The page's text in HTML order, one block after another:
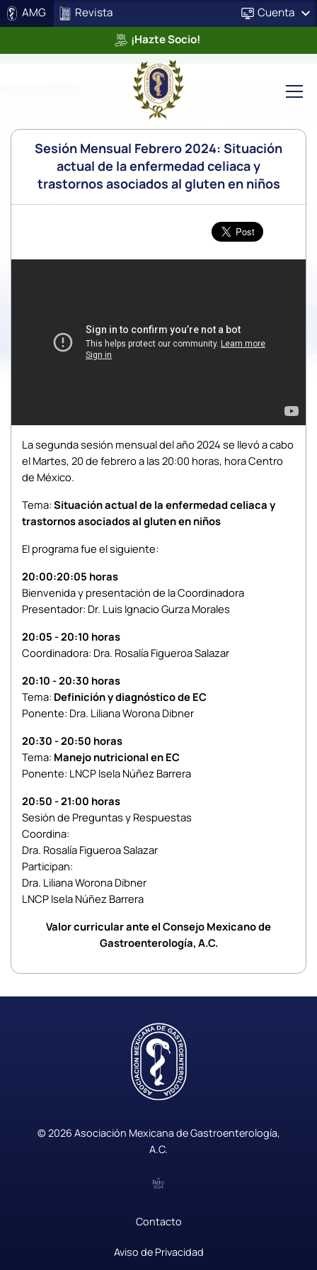
AMG
Revista
¡Hazte Socio!
Cuenta
Sesión Mensual Febrero 2024: Situación
actual de la enfermedad celiaca y
trastornos asociados al gluten en niños
La segunda sesión mensual del año 2024 se llevó a cabo
el Martes, 20 de febrero a las 20:00 horas, hora Centro
de México.
Tema: Situación actual de la enfermedad celiaca y
trastornos asociados al gluten en niños
El programa fue el siguiente:
20:00:20:05 horas
Bienvenida y presentación de la Coordinadora
Presentador: Dr. Luis Ignacio Gurza Morales
20:05 - 20:10 horas
Coordinadora: Dra. Rosalía Figueroa Salazar
20:10 - 20:30 horas
Tema: Definición y diagnóstico de EC
Ponente: Dra. Liliana Worona Dibner
20:30 - 20:50 horas
Tema: Manejo nutricional en EC
Ponente: LNCP Isela Núñez Barrera
20:50 - 21:00 horas
Sesión de Preguntas y Respuestas
Coordina:
Dra. Rosalía Figueroa Salazar
Participan:
Dra. Liliana Worona Dibner
LNCP Isela Núñez Barrera
Valor curricular ante el Consejo Mexicano de
Gastroenterología, A.C.
© 2026 Asociación Mexicana de Gastroenterología,
A.C.
Contacto
Aviso de Privacidad